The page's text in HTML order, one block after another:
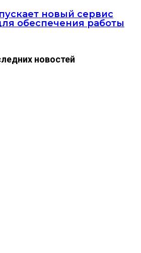
новый сервис
обеспечения работы
новостей